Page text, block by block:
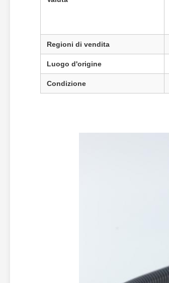
Regioni di vendita
Luogo d'origine
Condizione